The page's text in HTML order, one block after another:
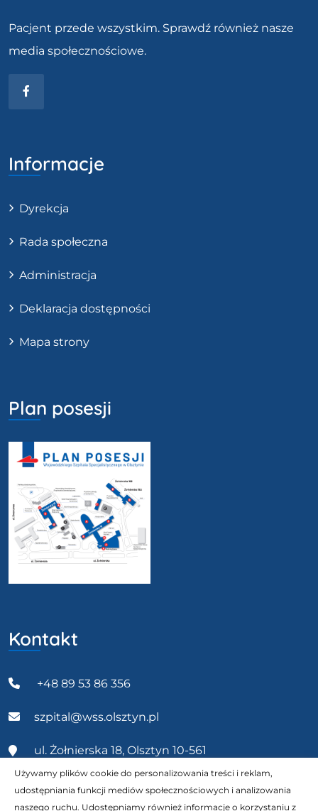
Pacjent przede wszystkim. Sprawdź również nasze
media społecznościowe.
Informacje
Dyrekcja
Rada społeczna
Administracja
Deklaracja dostępności
Mapa strony
Plan posesji
Kontakt
+48 89 53 86 356
szpital@wss.olsztyn.pl
ul. Żołnierska 18, Olsztyn 10-561
Używamy plików cookie do personalizowania treści i reklam,
udostępniania funkcji mediów społecznościowych i analizowania
naszego ruchu. Udostępniamy również informacje o korzystaniu z